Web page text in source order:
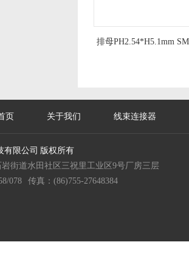
排母PH2.54*H5.1mm SMT
页 关于我们 线束连接器
有限公司 版权所有
街道水田社区三祝里工业区9号厂房三层
078
传真：(86)755-27648384